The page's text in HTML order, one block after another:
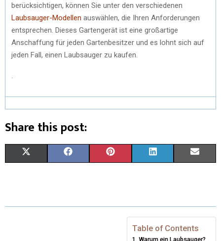
berücksichtigen, können Sie unter den verschiedenen
Laubsauger-Modellen auswählen, die Ihren Anforderungen
entsprechen. Dieses Gartengerät ist eine großartige
Anschaffung für jeden Gartenbesitzer und es lohnt sich auf
jeden Fall, einen Laubsauger zu kaufen.
Share this post:
W E T K
E
I
Table of Contents
Warum ein Laubsauger?